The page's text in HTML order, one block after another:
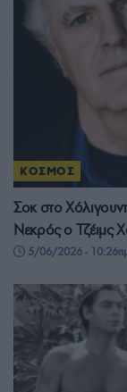
ΚΟΣΜΟΣ
Σοκ στο
Νεκρός ο Τζέιμς
5/06/2026 -